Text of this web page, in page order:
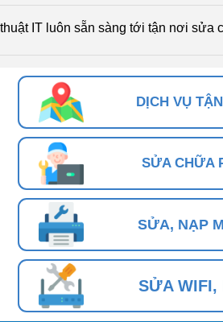
IT luôn sẵn sàng tới tận nơi sửa
DỊCH VỤ
SỬA CHỮA
SỬA, NẠP
SỬA WIFI,